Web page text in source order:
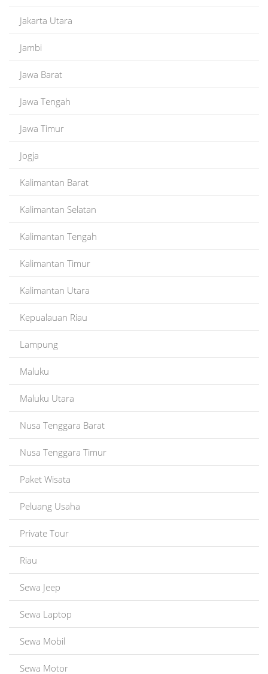
Jakarta Utara
Jambi
Jawa Barat
Jawa Tengah
Jawa Timur
Jogja
Kalimantan Barat
Kalimantan Selatan
Kalimantan Tengah
Kalimantan Timur
Kalimantan Utara
Kepualauan Riau
Lampung
Maluku
Maluku Utara
Nusa Tenggara Barat
Nusa Tenggara Timur
Paket Wisata
Peluang Usaha
Private Tour
Riau
Sewa Jeep
Sewa Laptop
Sewa Mobil
Sewa Motor